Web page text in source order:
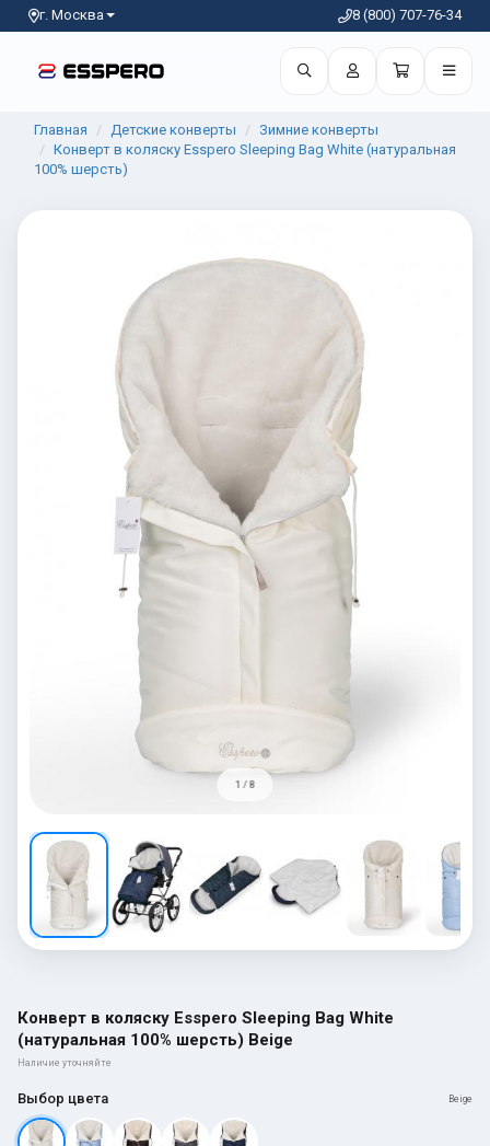
г. Москва 8 (800) 707-76-34
Главная Детские конверты
Зимние конверты
Конверт в коляску Esspero Sleeping Bag White (натуральная
100% шерсть)
1 / 8
Конверт в коляску Esspero Sleeping Bag White
(натуральная 100% шерсть) Beige
Наличие уточняйте
Выбор цвета Beige